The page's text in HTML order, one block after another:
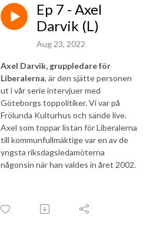
Ep 7 - Axel
Darvik (L)
Aug 23, 2022
Axel Darvik, gruppledare för
Liberalerna, är den sjätte personen
ut i vår serie intervjuer med
Göteborgs toppolitiker. Vi var på
Frölunda Kulturhus och sände live.
Axel som toppar listan för Liberalerna
till kommunfullmäktige varen av de
yngsta riksdagsledamöterna
någonsin när han valdes in året 2002.